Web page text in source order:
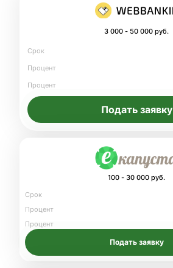
3 000 - 50 000 руб.
Срок
Процент
Процент
Подать заявку
100 - 30 000 руб.
Срок
Процент
Процент
Подать заявку